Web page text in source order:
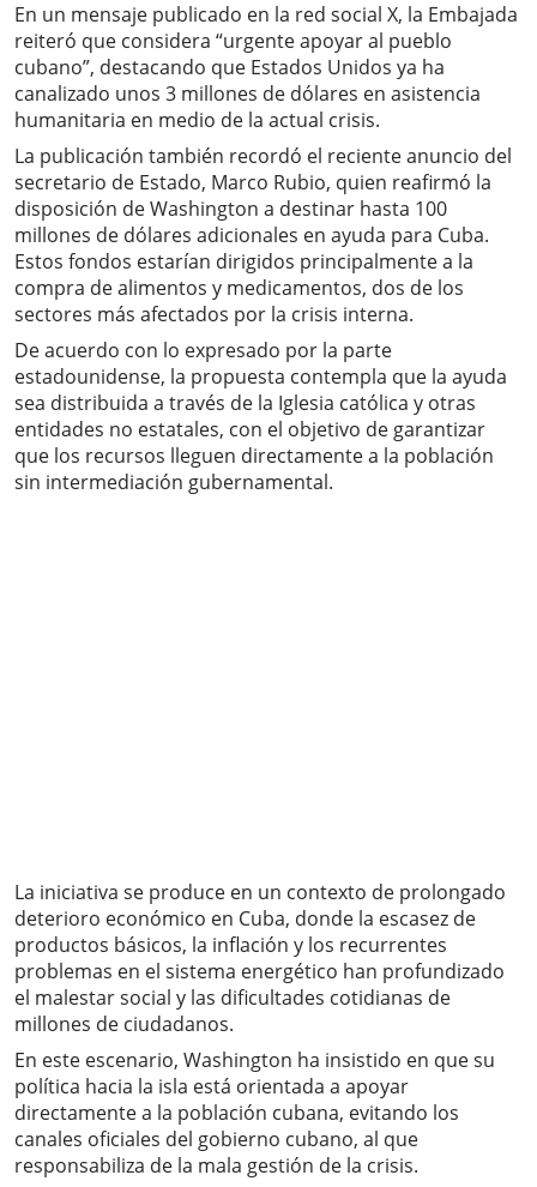
En un mensaje publicado en la red social X, la Embajada
reiteró que considera “urgente apoyar al pueblo
cubano”, destacando que Estados Unidos ya ha
canalizado unos 3 millones de dólares en asistencia
humanitaria en medio de la actual crisis.
La publicación también recordó el reciente anuncio del
secretario de Estado, Marco Rubio, quien reafirmó la
disposición de Washington a destinar hasta 100
millones de dólares adicionales en ayuda para Cuba.
Estos fondos estarían dirigidos principalmente a la
compra de alimentos y medicamentos, dos de los
sectores más afectados por la crisis interna.
De acuerdo con lo expresado por la parte
estadounidense, la propuesta contempla que la ayuda
sea distribuida a través de la Iglesia católica y otras
entidades no estatales, con el objetivo de garantizar
que los recursos lleguen directamente a la población
sin intermediación gubernamental.
La iniciativa se produce en un contexto de prolongado
deterioro económico en Cuba, donde la escasez de
productos básicos, la inflación y los recurrentes
problemas en el sistema energético han profundizado
el malestar social y las dificultades cotidianas de
millones de ciudadanos.
En este escenario, Washington ha insistido en que su
política hacia la isla está orientada a apoyar
directamente a la población cubana, evitando los
canales oficiales del gobierno cubano, al que
responsabiliza de la mala gestión de la crisis.